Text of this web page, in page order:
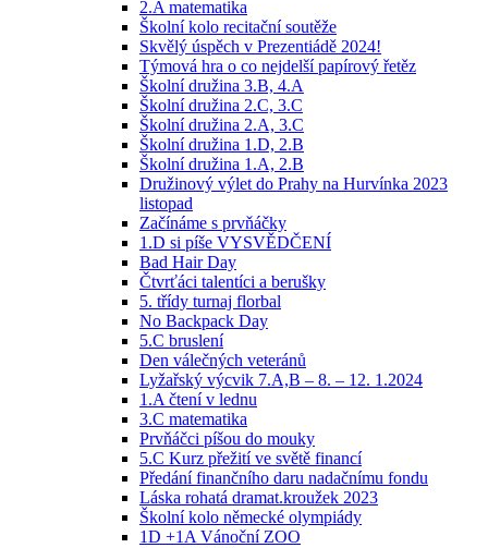
2.A matematika
Školní kolo recitační soutěže
Skvělý úspěch v Prezentiádě 2024!
Týmová hra o co nejdelší papírový řetěz
Školní družina 3.B, 4.A
Školní družina 2.C, 3.C
Školní družina 2.A, 3.C
Školní družina 1.D, 2.B
Školní družina 1.A, 2.B
Družinový výlet do Prahy na Hurvínka 2023
listopad
Začínáme s prvňáčky
1.D si píše VYSVĚDČENÍ
Bad Hair Day
Čtvrťáci talentíci a berušky
5. třídy turnaj florbal
No Backpack Day
5.C bruslení
Den válečných veteránů
Lyžařský výcvik 7.A,B – 8. – 12. 1.2024
1.A čtení v lednu
3.C matematika
Prvňáčci píšou do mouky
5.C Kurz přežití ve světě financí
Předání finančního daru nadačnímu fondu
Láska rohatá dramat.kroužek 2023
Školní kolo německé olympiády
1D +1A Vánoční ZOO